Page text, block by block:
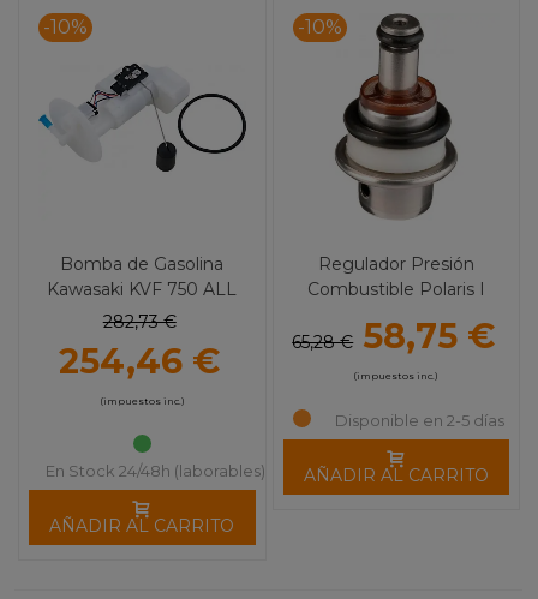
-10%
Bomba de Gasolina
Kawasaki KVF 750 ALL
BALLS
282,73 €
254,46 €
(impuestos inc.)
En Stock 24/48h (laborables)
AÑADIR AL CARRITO
-10%
Regulador Presión
Combustible Polaris I
65,28 € 58,75 €
(impuestos inc.)
Disponible en 2-5 días
AÑADIR AL CARRITO